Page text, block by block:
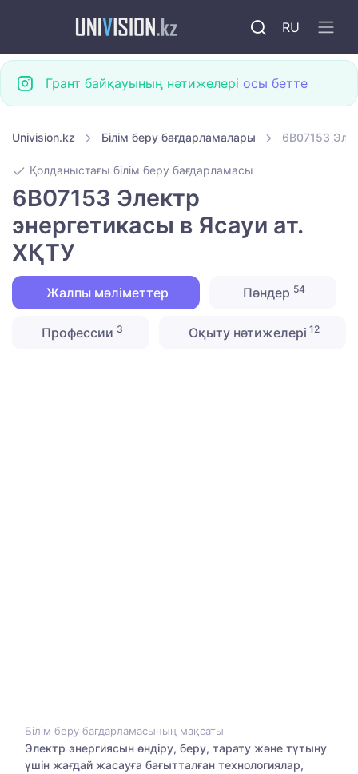
RU
Грант байқауының нәтижелері осы бетте
Univision.kz Білім беру бағдарламалары 6B07153
Қолданыстағы білім беру бағдарламасы
6B07153 Электр
энергетикасы в Ясауи ат.
ХҚТУ
Жалпы мәліметтер Пәндер 54
Профессии 3 Оқыту нәтижелері 12
Білім беру бағдарламасының мақсаты
Электр энергиясын өндіру, беру, тарату және тұтыну
үшін жағдай жасауға бағытталған технологиялар,